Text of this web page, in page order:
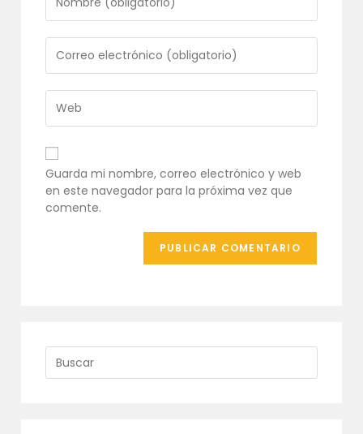
tu
nombre
o
nombre
de
usuario
para
comentar
tu
dirección
de
correo
electrónico
para
comentar
URL
de
tu
web
(opcional)
Guarda mi nombre, correo electrónico y web
en este navegador para la próxima vez que
comente.